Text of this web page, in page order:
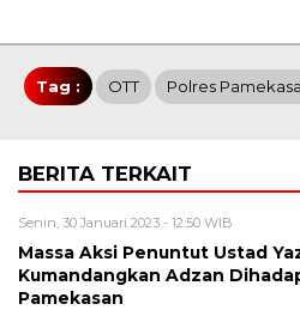
Tag : OTT Polres
BERITA TERKAIT
Senin, 30 Januari 2023 - 12:50 WIB
Massa Aksi Penuntut Ustad
Kumandangkan Adzan
Pamekasan